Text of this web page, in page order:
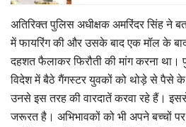
अतिरिक्त पुलिस अधीक्षक अमरिंदर सिंह ने
में फायरिंग की और उसके बाद एक मॉल के
दहशत फैलाकर फिरौती की मांग करना था।
विदेश में बैठे गैंगस्टर युवकों को थोड़े से पैसे
उनसे इस तरह की वारदातें करवा रहे हैं।
जरूरत है। अभिभावकों को भी अपने बच्चों